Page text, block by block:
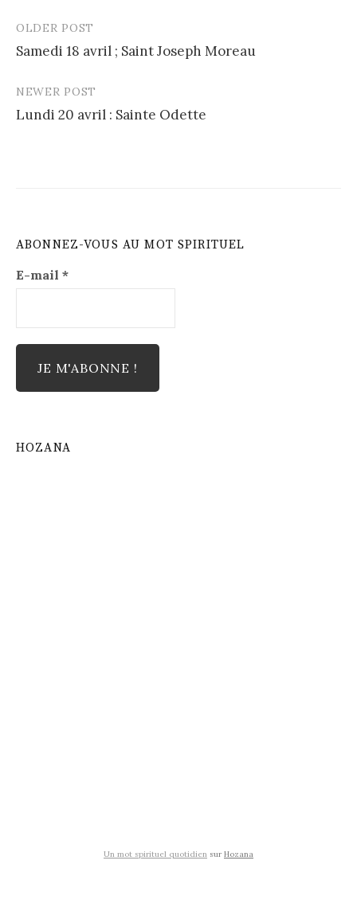
Post
navigation
OLDER POST
Samedi 18 avril ; Saint Joseph Moreau
NEWER POST
Lundi 20 avril : Sainte Odette
ABONNEZ-VOUS AU MOT SPIRITUEL
E-mail *
HOZANA
Un mot spirituel quotidien surHozana